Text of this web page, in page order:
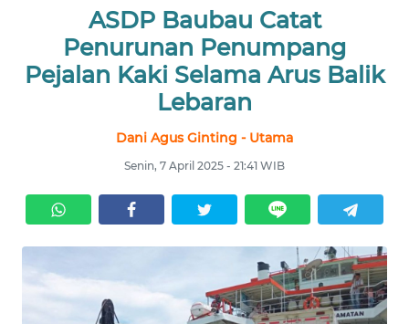
ASDP Baubau Catat
Penurunan Penumpang
Pejalan Kaki Selama Arus Balik
Lebaran
Dani Agus Ginting - Utama
Senin, 7 April 2025 - 21:41 WIB
NUSANTARA
SERBI
OPINI
Informasi